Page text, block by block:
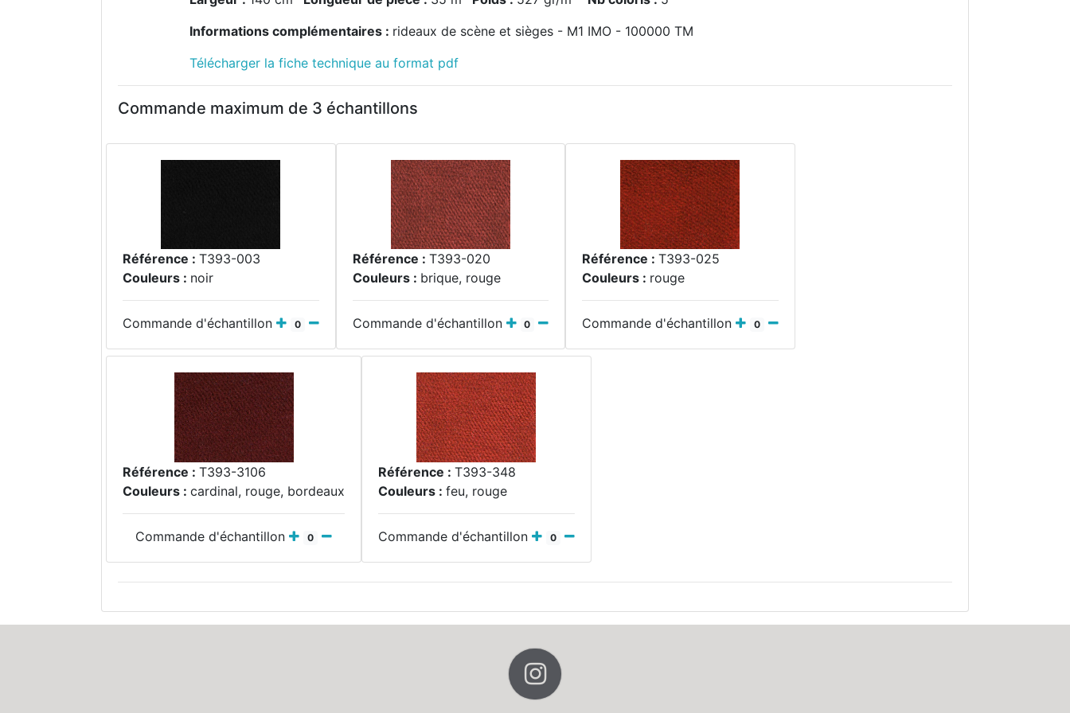
Informations complémentaires : rideaux de scène et sièges - M1 IMO - 100000 TM
Télécharger la fiche technique au format pdf
Commande maximum de 3 échantillons
Référence : T393-003
Couleurs : noir
Commande d'échantillon 0
Référence : T393-020
Couleurs : brique, rouge
Commande d'échantillon 0
Référence :T393-025
Couleurs : rouge
Commande d'échantillon 0
Référence : T393-3106
Couleurs : cardinal, rouge, bordeaux
Commande d'échantillon 0
Référence : T393-348
Couleurs : feu, rouge
Commande d'échantillon 0